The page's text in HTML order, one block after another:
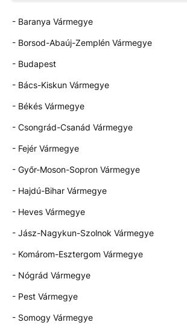
- Baranya Vármegye
- Borsod-Abaúj-Zemplén Vármegye
- Budapest
- Bács-Kiskun Vármegye
- Békés Vármegye
- Csongrád-Csanád Vármegye
- Fejér Vármegye
- Győr-Moson-Sopron Vármegye
- Hajdú-Bihar Vármegye
- Heves Vármegye
- Jász-Nagykun-Szolnok Vármegye
- Komárom-Esztergom Vármegye
- Nógrád Vármegye
- Pest Vármegye
- Somogy Vármegye